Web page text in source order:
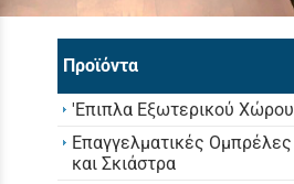
Προϊόντα
'Επιπλα Εξωτερικού Χώρου
Επαγγελματικές Ομπρέλες
και Σκιάστρα